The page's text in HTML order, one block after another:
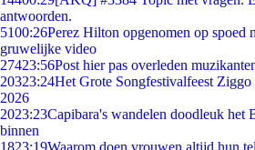
antwoorden.
5100:26Perez Hilton opgenomen op spoed
gruwelijke video
27423:56Post hier pas overleden
20323:24Het Grote Songfestivalfeest
2026
2023:23Capibara's wandelen doodleuk het
binnen
1823:19Waarom doen vrouwen altijd hun